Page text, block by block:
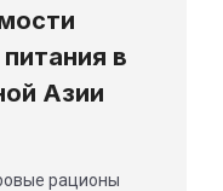
в
Азии
рационы